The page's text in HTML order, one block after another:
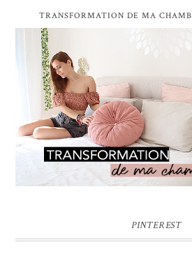
TRANSFORMATION DE MA
PINTEREST